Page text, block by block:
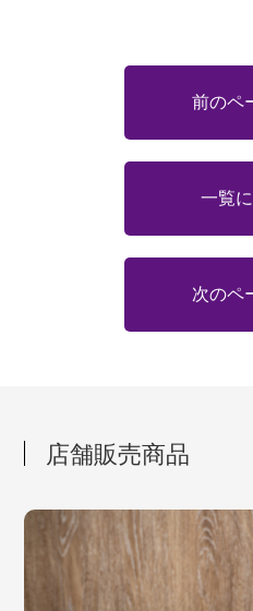
前のペ
一覧
次のペ
店舗販売商品